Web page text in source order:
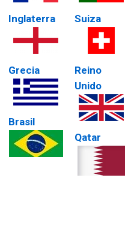
Inglaterra
Grecia
Brasil
Suiza
Reino
Unido
Qatar